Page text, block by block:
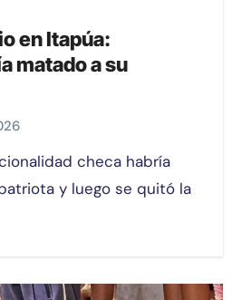
en Itapúa:
matado a su
y luego se quitó la